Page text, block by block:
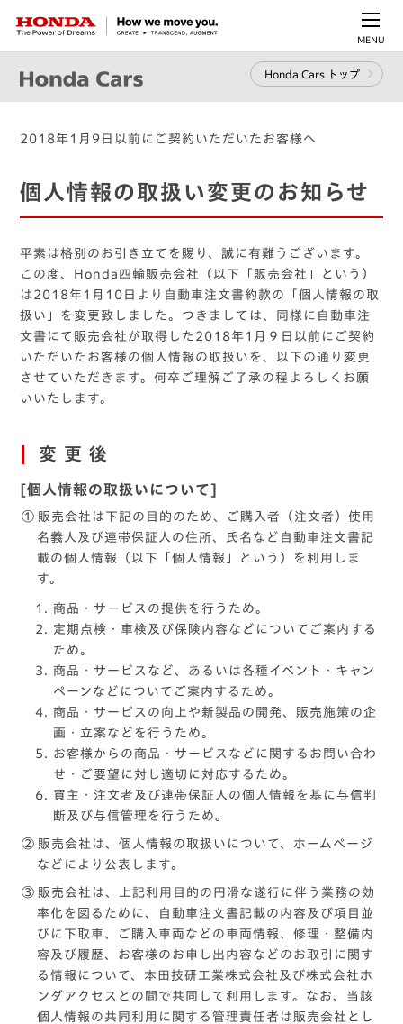
MENU
Honda Cars トップ
2018年1月9日以前にご契約いただいたお客様へ
個人情報の取扱い変更のお知らせ
平素は格別のお引き立てを賜り、誠に有難うございます。
この度、Honda四輪販売会社（以下「販売会社」という）
は2018年1月10日より自動車注文書約款の「個人情報の取
扱い」を変更致しました。つきましては、同様に自動車注
文書にて販売会社が取得した2018年1月９日以前にご契約
いただいたお客様の個人情報の取扱いを、以下の通り変更
させていただきます。何卒ご理解ご了承の程よろしくお願
いいたします。
変更後
[個人情報の取扱いについて]
① 販売会社は下記の目的のため、ご購入者（注文者）使用
名義人及び連帯保証人の住所、氏名など自動車注文書記
載の個人情報（以下「個人情報」という）を利用しま
す。
商品・サービスの提供を行うため。
定期点検・車検及び保険内容などについてご案内する
ため。
商品・サービスなど、あるいは各種イベント・キャン
ペーンなどについてご案内するため。
商品・サービスの向上や新製品の開発、販売施策の企
画・立案などを行うため。
お客様からの商品・サービスなどに関するお問い合わ
せ・ご要望に対し適切に対応するため。
買主・注文者及び連帯保証人の個人情報を基に与信判
断及び与信管理を行うため。
② 販売会社は、個人情報の取扱いについて、ホームページ
などにより公表します。
③ 販売会社は、上記利用目的の円滑な遂行に伴う業務の効
率化を図るために、自動車注文書記載の内容及び項目並
びに下取車、ご購入車両などの車両情報、修理・整備内
容及び履歴、お客様のお申し出内容などのお取引に関す
る情報について、本田技研工業株式会社及び株式会社ホ
ンダアクセスとの間で共同して利用します。なお、当該
個人情報の共同利用に関する管理責任者は販売会社とし